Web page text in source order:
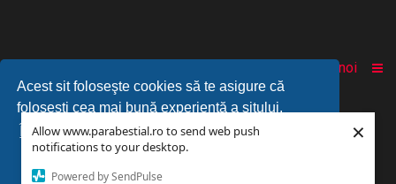
Allow www.parabestial.ro to send web push
notifications to your desktop.
Powered by SendPulse
×
Acest sit foloseşte cookies să te asigure că
foloseşti cea mai bună experienţă a sitului.
Învaţă mai mult...
Am înţeles!
Despre noi
© 2010-2025 Powered byPARABESTIAL™